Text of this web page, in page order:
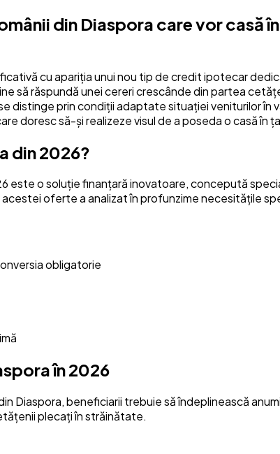
din Diaspora care vor casă
cu apariția unui nou tip de credit ipotecar
să răspundă unei cereri crescânde din partea
distinge prin condiții adaptate situației veniturilor în
doresc să-și realizeze visul de a poseda o casă în
din 2026?
este o soluție finanțară inovatoare, concepută
oferte a analizat în profunzime necesitățile
obligatorie
în 2026
Diaspora, beneficiarii trebuie să îndeplinească
plecați în străinătate.